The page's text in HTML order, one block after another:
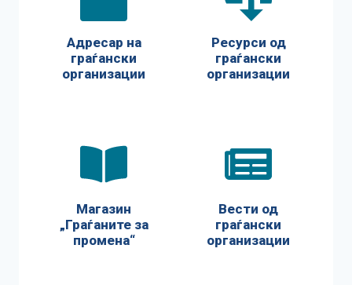
Адресар на
граѓански
организации
Ресурси од
граѓански
организации
Магазин
„Граѓаните за
промена“
Вести од
граѓански
организации